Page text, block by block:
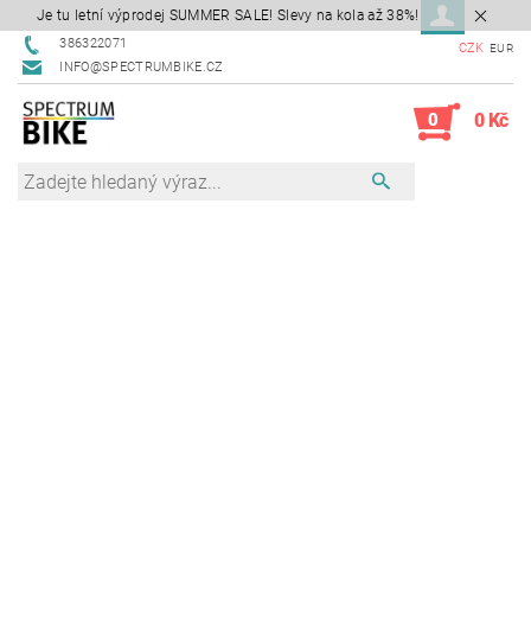
Je tu letní výprodej SUMMER SALE! Slevy na kola až 38%!
386322071
INFO@SPECTRUMBIKE.CZ
CZK EUR
0 0 Kč